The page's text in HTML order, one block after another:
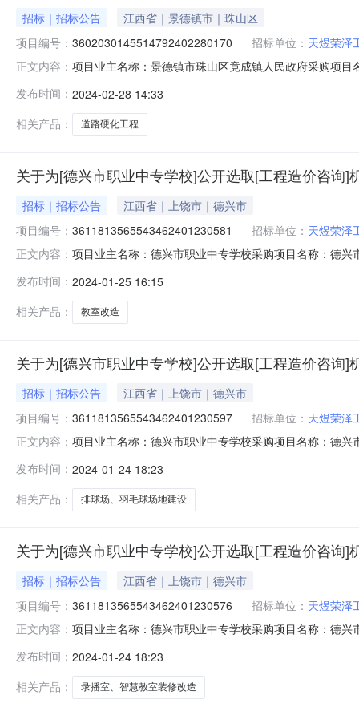
招标｜招标公告
江西省｜景德镇市｜珠山区
项目编号： 3602030145514792402280170 招标单位： 天煜荣泽
正文内容： 项目业主名称：景德镇市珠山区竟成镇人民政府采购项
15（个工作日）合同备案时间：5（个工作日）资质要求
询有限公司截止报名时间：202
发布时间： 2024-02-28 14:33
相关产品：
道路硬化工程
关于为[德兴市职业中专学校]公开选取[工程造价咨询]
招标｜招标公告
江西省｜上饶市｜德兴市
项目编号： 3611813565543462401230581 招标单位： 天煜荣泽
正文内容： 项目业主名称：德兴市职业中专学校采购项目名称：德
工决算编制或审核200万以下收取千分之3.5，核减部分
谈时间：3（个工作日）
发布时间： 2024-01-25 16:15
相关产品：
教室改造
关于为[德兴市职业中专学校]公开选取[工程造价咨询]
招标｜招标公告
江西省｜上饶市｜德兴市
项目编号： 3611813565543462401230597 招标单位： 天煜荣泽
正文内容： 项目业主名称：德兴市职业中专学校采购项目名称：德
工决算编制或审核200万以下收取千分之3.5，核减部分
审计相关
发布时间： 2024-01-24 18:23
相关产品：
排球场、羽毛球场地建设
关于为[德兴市职业中专学校]公开选取[工程造价咨询]
招标｜招标公告
江西省｜上饶市｜德兴市
项目编号： 3611813565543462401230576 招标单位： 天煜荣泽
正文内容： 项目业主名称：德兴市职业中专学校采购项目名称：德
工决算编制或审核200万以下收取千分之3.5，核减部分
目审计
发布时间： 2024-01-24 18:23
相关产品：
录播室、智慧教室装修改造